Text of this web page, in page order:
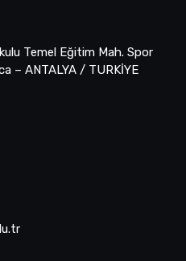
Temel Eğitim Mah. Spor
– ANTALYA / TURKİYE